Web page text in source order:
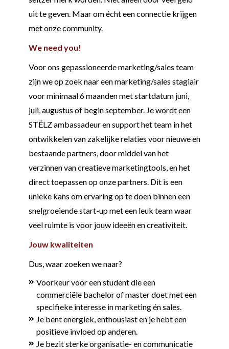
uit te geven. Maar om écht een connectie krijgen
met onze community.
We need you!
Voor ons gepassioneerde marketing/sales team
zijn we op zoek naar een marketing/sales stagiair
voor minimaal 6 maanden met startdatum juni,
juli, augustus of begin september. Je wordt een
STËLZ ambassadeur en support het team in het
ontwikkelen van zakelijke relaties voor nieuwe en
bestaande partners, door middel van het
verzinnen van creatieve marketingtools, en het
direct toepassen op onze partners. Dit is een
unieke kans om ervaring op te doen binnen een
snelgroeiende start-up met een leuk team waar
veel ruimte is voor jouw ideeën en creativiteit.
Jouw kwaliteiten
Dus, waar zoeken we naar?
Voorkeur voor een student die een
commerciële bachelor of master doet met een
specifieke interesse in marketing én sales.
Je bent energiek, enthousiast en je hebt een
positieve invloed op anderen.
Je bezit sterke organisatie- en communicatie